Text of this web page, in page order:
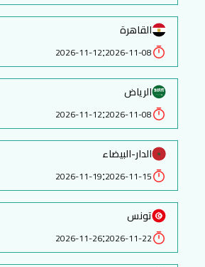
القاهرة
2026-11-08
:
2026-11-12
الرياض
2026-11-08
:
2026-11-12
الدار-البيضاء
2026-11-15
:
2026-11-19
تونس
2026-11-22
:
2026-11-26